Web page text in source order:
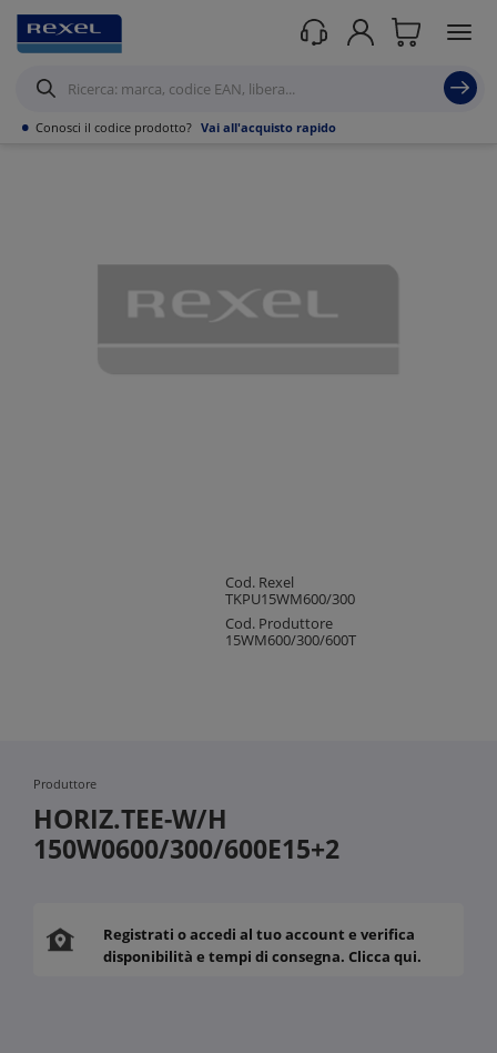
• Conosci il codice prodotto? Vai all'acquisto rapido
Prodotti /Canalizzazioni Canaline Passacavi Industriali in Metallo/Canale
forato in Lamiera
Cod. Rexel
TKPU15WM600/300
Cod. Produttore
15WM600/300/600T
Produttore
HORIZ.TEE-W/H
150W0600/300/600E15+2
Registrati o accedi al tuo account e verifica
disponibilità e tempi di consegna. Clicca qui.